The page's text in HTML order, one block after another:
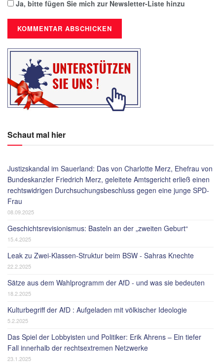
Ja, bitte fügen Sie mich zur Newsletter-Liste hinzu
Schaut mal hier
Justizskandal im Sauerland: Das von Charlotte Merz, Ehefrau von
Bundeskanzler Friedrich Merz, geleitete Amtsgericht erließ einen
rechtswidrigen Durchsuchungsbeschluss gegen eine junge SPD-
Frau
08.09.2025
Geschichtsrevisionismus: Basteln an der „zweiten Geburt“
15.4.2025
Leak zu Zwei-Klassen-Struktur beim BSW - Sahras Knechte
22.2.2025
Sätze aus dem Wahlprogramm der AfD - und was sie bedeuten
18.2.2025
Kulturbegriff der AfD : Aufgeladen mit völkischer Ideologie
5.2.2025
Das Spiel der Lobbyisten und Politiker: Erik Ahrens – Ein tiefer
Fall innerhalb der rechtsextremen Netzwerke
23.1.2025